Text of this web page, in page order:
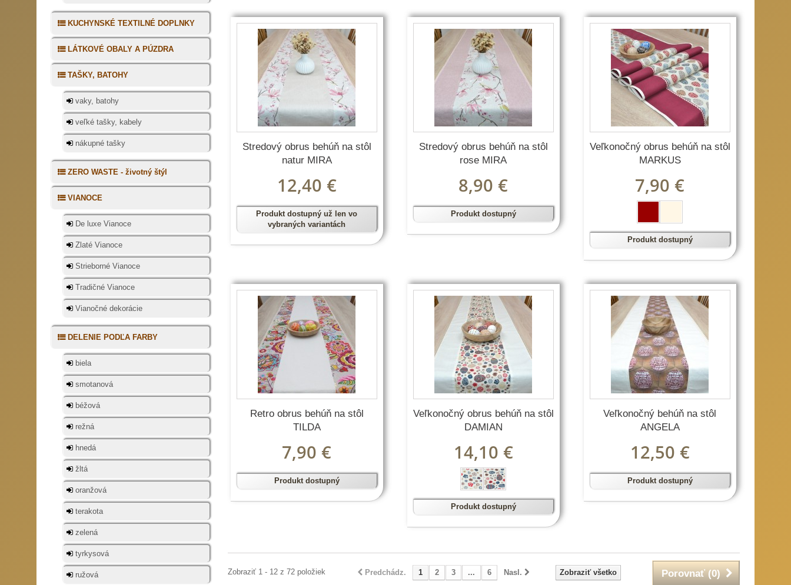
KUCHYNSKÉ TEXTILNÉ DOPLNKY
LÁTKOVÉ OBALY A PÚZDRA
TAŠKY, BATOHY
vaky, batohy
veľké tašky, kabely
nákupné tašky
ZERO WASTE - životný štýl
VIANOCE
De luxe Vianoce
Zlaté Vianoce
Strieborné Vianoce
Tradičné Vianoce
Vianočné dekorácie
DELENIE PODĽA FARBY
biela
smotanová
béžová
režná
hnedá
žltá
oranžová
terakota
zelená
tyrkysová
ružová
Stredový obrus behúň na stôl
natur MIRA
12,40 €
Produkt dostupný už len vo
vybraných variantách
Stredový obrus behúň na stôl
rose MIRA
8,90 €
Produkt dostupný
Veľkonočný obrus behúň na stôl
MARKUS
7,90 €
Produkt dostupný
Retro obrus behúň na stôl
TILDA
7,90 €
Produkt dostupný
Veľkonočný obrus behúň na stôl
DAMIAN
14,10 €
Produkt dostupný
Veľkonočný behúň na stôl
ANGELA
12,50 €
Produkt dostupný
Porovnať (0)
Zobraziť všetko
Predchádz. 1 2 3 ... 6 Nasl.
Zobraziť 1 - 12 z 72 položiek